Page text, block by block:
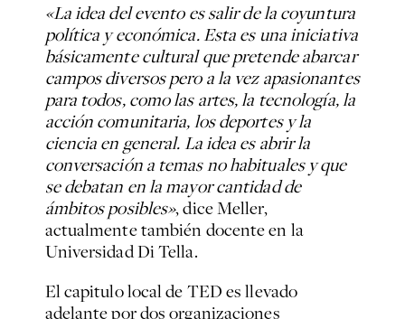
«La idea del evento es salir de la coyuntura
política y económica. Esta es una iniciativa
básicamente cultural que pretende abarcar
campos diversos pero a la vez apasionantes
para todos, como las artes, la tecnología, la
acción comunitaria, los deportes y la
ciencia en general. La idea es abrir la
conversación a temas no habituales y que
se debatan en la mayor cantidad de
ámbitos posibles», dice Meller,
actualmente también docente en la
Universidad Di Tella.
El capitulo local de TED es llevado
adelante por dos organizaciones